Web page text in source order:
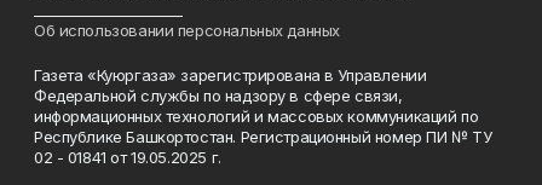
Об использовании персональных данных
Газета «Куюргаза» зарегистрирована в Управлении
Федеральной службы по надзору в сфере связи,
информационных технологий и массовых коммуникаций по
Республике Башкортостан. Регистрационный номер ПИ № ТУ
02 - 01841 от 19.05.2025 г.